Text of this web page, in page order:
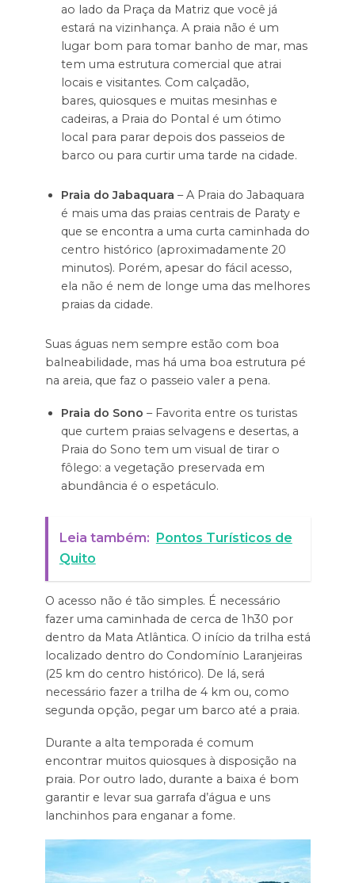
ao lado da Praça da Matriz que você já
estará na vizinhança. A praia não é um
lugar bom para tomar banho de mar, mas
tem uma estrutura comercial que atrai
locais e visitantes. Com calçadão,
bares, quiosques e muitas mesinhas e
cadeiras, a Praia do Pontal é um ótimo
local para parar depois dos passeios de
barco ou para curtir uma tarde na cidade.
Praia do Jabaquara – A Praia do Jabaquara
é mais uma das praias centrais de Paraty e
que se encontra a uma curta caminhada do
centro histórico (aproximadamente 20
minutos). Porém, apesar do fácil acesso,
ela não é nem de longe uma das melhores
praias da cidade.
Suas águas nem sempre estão com boa
balneabilidade, mas há uma boa estrutura pé
na areia, que faz o passeio valer a pena.
Praia do Sono – Favorita entre os turistas
que curtem praias selvagens e desertas, a
Praia do Sono tem um visual de tirar o
fôlego: a vegetação preservada em
abundância é o espetáculo.
Leia também:
Pontos Turísticos de
Quito
O acesso não é tão simples. É necessário
fazer uma caminhada de cerca de 1h30 por
dentro da Mata Atlântica. O início da trilha está
localizado dentro do Condomínio Laranjeiras
(25 km do centro histórico). De lá, será
necessário fazer a trilha de 4 km ou, como
segunda opção, pegar um barco até a praia.
Durante a alta temporada é comum
encontrar muitos quiosques à disposição na
praia. Por outro lado, durante a baixa é bom
garantir e levar sua garrafa d’água e uns
lanchinhos para enganar a fome.